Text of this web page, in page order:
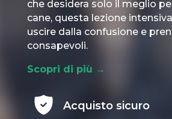
che desidera solo il meglio
cane, questa lezione
uscire dalla confusione e
consapevoli.
Scopri di più →
Acquisto sicuro